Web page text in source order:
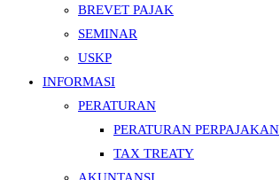
BREVET PAJAK
SEMINAR
USKP
INFORMASI
PERATURAN
PERATURAN PERPAJAKAN
TAX TREATY